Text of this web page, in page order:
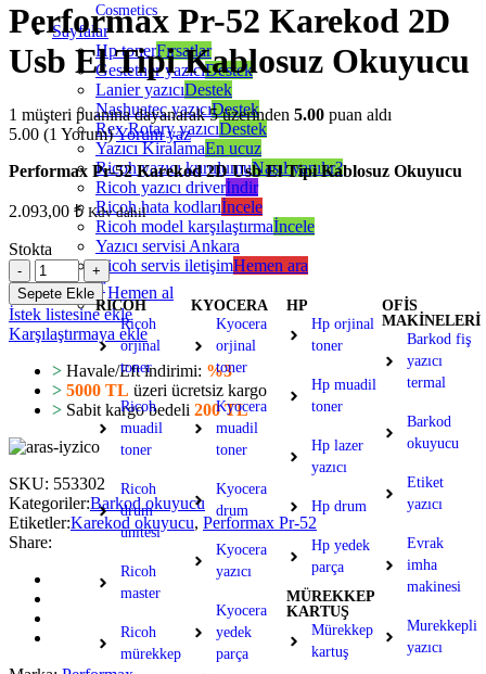
Cosmetics
Sayfalar
Hp tonerFırsatlar
Gestetner yazıcıDestek
Lanier yazıcıDestek
Nashuatec yazıcıDestek
Rex Rotary yazıcıDestek
Yazıcı KiralamaEn ucuz
Ricoh yazıcı kurulumuNasıl yapılır?
Ricoh yazıcı driverİndir
Ricoh hata kodlarıİncele
Ricoh model karşılaştırmaİncele
Yazıcı servisi Ankara
Ricoh servis iletişimHemen ara
Ürünler
RICOH
Ricoh
orjinal
toner
Ricoh
muadil
toner
Ricoh
drum
ünitesi
Ricoh
master
Ricoh
mürekkep
KYOCERA
Kyocera
orjinal
toner
Kyocera
muadil
toner
Kyocera
drum
Kyocera
yazıcı
Kyocera
yedek
parça
HP
Hp orjinal
toner
Hp muadil
toner
Hp lazer
yazıcı
Hp drum
Hp yedek
parça
MÜREKKEP
KARTUŞ
Mürekkep
kartuş
OFİS
MAKİNELERİ
Barkod fiş
yazıcı
termal
Barkod
okuyucu
Etiket
yazıcı
Evrak
imha
makinesi
Murekkepli
yazıcı
Performax Pr-52 Karekod 2D
Usb El Tipi Kablosuz Okuyucu
1 müşteri puanına dayanarak 5 üzerinden 5.00 puan aldı
5.00 (1 Yorum)Yorum yaz
Performax Pr-52 Karekod 2D Usb El Tipi Kablosuz Okuyucu
2.093,00 ₺ Kdv dahil
Stokta
Sepete Ekle
Hemen al
İstek listesine ekle
Karşılaştırmaya ekle
> Havale/Eft indirimi: %3
> 5000 TL üzeri ücretsiz kargo
> Sabit kargo bedeli 200 TL
SKU: 553302
Kategoriler:Barkod okuyucu
Etiketler:Karekod okuyucu, Performax Pr-52
Share: